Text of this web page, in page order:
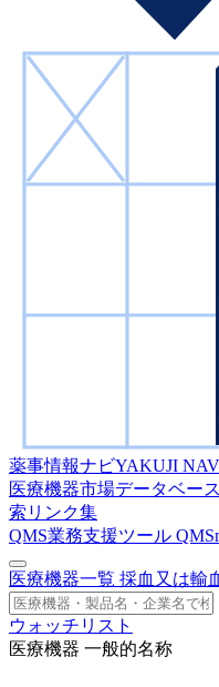
薬事情報ナビYAKUJI
医療機器市場データベース
索 リンク集
QMS業務支援ツール
医療機器一覧 採血又は輸
ウォッチリスト
医療機器 一般的名称